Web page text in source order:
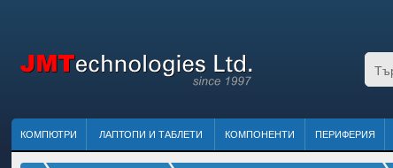
КОМПЮТРИ ЛАПТОПИ И ТАБЛЕТИ КОМПОНЕНТИ ПЕРИФЕРИЯ